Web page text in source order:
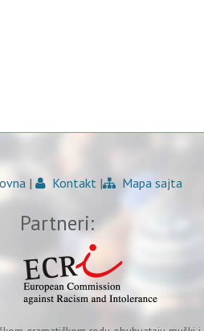
| Kontakt | Mapa sajta
Partneri: